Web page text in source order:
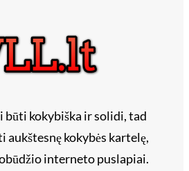
būti kokybiška ir solidi, tad
aukštesnę kokybės kartelę,
interneto puslapiai.